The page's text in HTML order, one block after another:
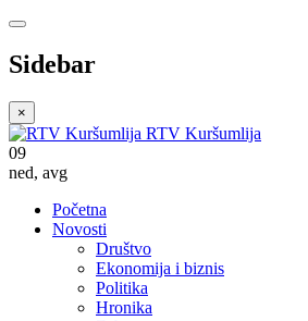
Sidebar
×
RTV Kuršumlija
09
ned, avg
Početna
Novosti
Društvo
Ekonomija i biznis
Politika
Hronika